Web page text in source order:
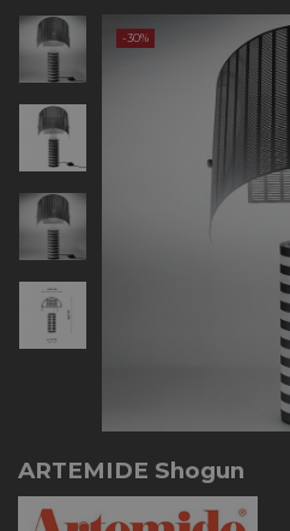
-30%
ARTEMIDE Shogun